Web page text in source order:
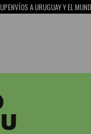
ENVÍOS A URUGUAY Y EL MUNDO